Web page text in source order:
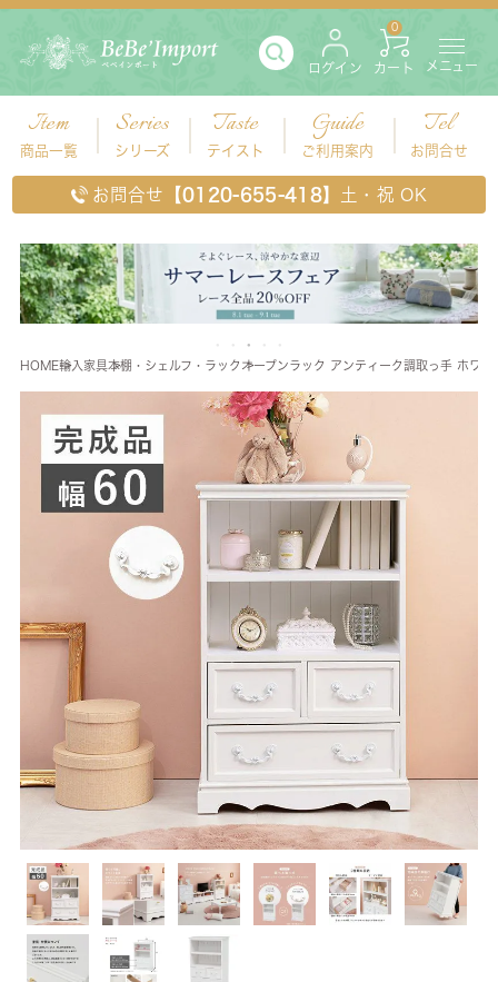
ログイン カート
0
メニュー
Item
商品一覧
Series
シリーズ
Taste
テイスト
Guide
ご利用案内
Tel
お問合せ
お問合せ 【0120-655-418】 土・祝 OK
HOME輸入家具本棚・シェルフ・ラック オープンラック アンティーク調取っ手 ホワ